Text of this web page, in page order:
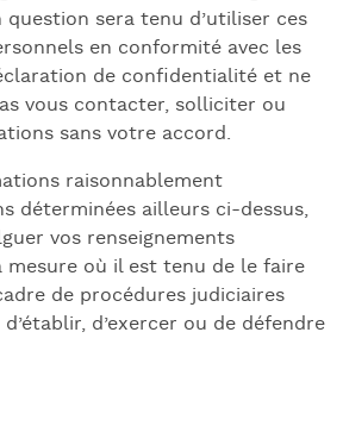
sera tenu d’utiliser ces
en conformité avec les
de confidentialité et ne
vous contacter, solliciter ou
sans votre accord.
raisonnablement
déterminées ailleurs ci-dessus,
vos renseignements
mesure où il est tenu de le faire
de procédures judiciaires
d’exercer ou de défendre